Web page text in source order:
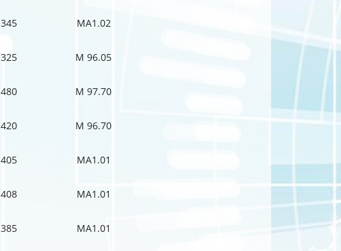
345 MA1.02
325 M 96.05
480 M 97.70
420 M 96.70
405 MA1.01
408 MA1.01
385 MA1.01